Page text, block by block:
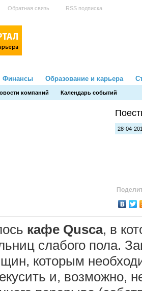
Обратная связь RSS подписка
компаний Календарь событий
Финансы Образование и карьера
28-04-
кафе Qusca, в
слабого пола.
которым
и, возможно,